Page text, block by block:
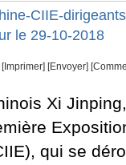
CIIE-dirigeants
le 29-10-2018
[Imprimer] [Envoyer]
Xi
qui se